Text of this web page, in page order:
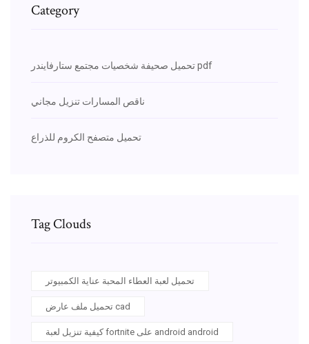
Category
تحميل صحيفة شخصيات مجتمع ستارفايندر pdf
ناقص المسارات تنزيل مجاني
تحميل متصفح الكروم للذراع
Tag Clouds
تحميل لعبة العطاء المحبة عناية الكمبيوتر
تحميل ملف عارض cad
كيفية تنزيل لعبة fortnite على android android